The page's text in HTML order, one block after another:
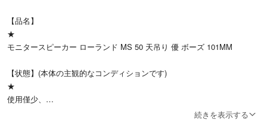
【品名】
★
モニタースピーカー ローランド MS 50 天吊り 優 ボーズ 101MM
【状態】(本体の主観的なコンディションです)
★
使用僅少、
続きを表示する